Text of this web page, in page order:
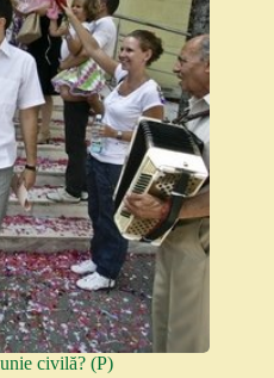
civilă? (P)